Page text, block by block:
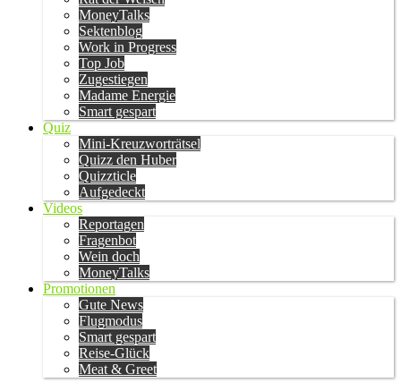
MoneyTalks
Sektenblog
Work in Progress
Top Job
Zugestiegen
Madame Energie
Smart gespart
Quiz
Mini-Kreuzworträtsel
Quizz den Huber
Quizzticle
Aufgedeckt
Videos
Reportagen
Fragenbot
Wein doch
MoneyTalks
Promotionen
Gute News
Flugmodus
Smart gespart
Reise-Glück
Meat & Greet